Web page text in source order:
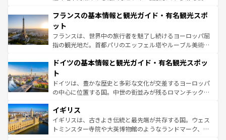
なお、新着のイタリア情報はコンテンツ一覧を参照してほ
しい。
文化が根付くこの国では、情熱的なフラメンコ、熱気あふ
れる闘牛、そして美味しいタパスが生活の一部となってい
る。首都マドリードの洗練された雰囲気や、バルセロナの
アートに溢れた街角から、地方では古代ローマ遺跡や中世
せる。地方によって風土や気候が異なるスペインはその個
ンテンツ一覧 を参照してほしい。
フランスの基本情報と観光ガイド・有名観光スポ
ット
フランスは、世界中の旅行者を魅了し続けるヨーロッパ屈
指の観光地だ。首都パリのエッフェル塔やルーブル美術館
で、幅広い魅力が詰まっている。華麗な宮殿、歴史的な大
聖堂、美しいビーチ、そして豊かな自然が、訪れる者を心
から魅了する。また、フランスは美食の国としても知ら
れ、フランス料理はユネスコ無形文化遺産にも登録されて
香り高いラベンダー畑など、多彩な楽しみ方が可能だ。さ
らに、パリ以外の地域にも魅力が溢れており、どの街角に
も豊かな歴史と文化が息づいている。パリ以外の個性あふ
ドイツの基本情報と観光ガイド・有名観光スポッ
ト
ドイツは、豊かな歴史と多彩な文化が交差するヨーロッパ
の中心に位置する国。中世の街並みが残るロマンチック街
顔を持つこの国は、どこを歩いても飽きることがない。ベ
ルリンの文化的活気、バイエルン州のアルプスの絶景、そ
してライン川沿いのワイン畑といった風景は必見。ビール
イギリス
イギリスは、古きよき伝統と最先端が共存する国。ウェス
トミンスター寺院や大英博物館のようなランドマーク、歴